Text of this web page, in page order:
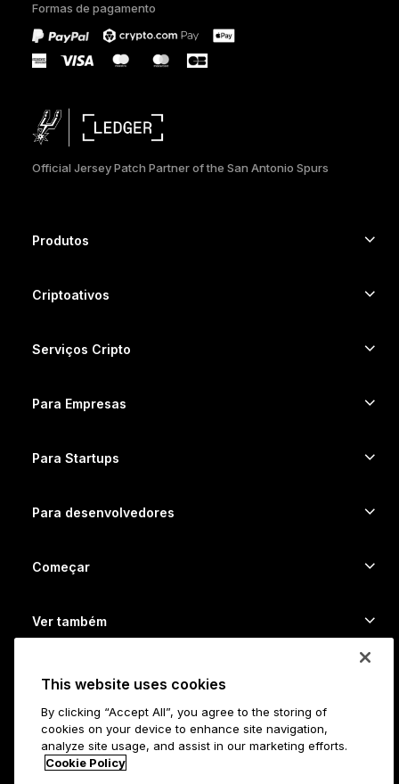
ESPAÑOL
РУССКИЙ
日本語
Formas de pagamento
Official Jersey Patch Partner of the San Antonio Spurs
Produtos
Hardware Wallet
Ledger Stax
Ledger Nano Classics
Pacotes
Todos os produtos
Criptoativos
Carteira de Ethereum
Carteira de Cardano
Carteira de Monero
Ver todos os ativos
Serviços Cripto
Comprar cripto
Trocar cripto
Para Empresas
Para Startups
Para desenvolvedores
Começar
Carteiras e serviços compatíveis
Ver também
Mídia Kit Ledger
Afiliados
Posições
Todas as vagas disponíveis
Sobre
Nossa visão
This website uses cookies
By clicking “Accept All”, you agree to the storing of
cookies on your device to enhance site navigation,
analyze site usage, and assist in our marketing efforts.
Cookie Policy